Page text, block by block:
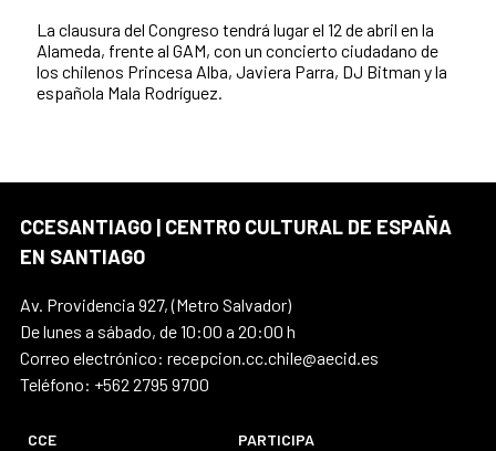
La clausura del Congreso tendrá lugar el 12 de abril en la
Alameda, frente al GAM, con un concierto ciudadano de
los chilenos Princesa Alba, Javiera Parra, DJ Bitman y la
española Mala Rodríguez.
CCESANTIAGO | CENTRO CULTURAL DE ESPAÑA
EN SANTIAGO
Av. Providencia 927, (Metro Salvador)
De lunes a sábado, de 10:00 a 20:00 h
Correo electrónico: recepcion.cc.chile@aecid.es
Teléfono: +562 2795 9700
CCE PARTICIPA